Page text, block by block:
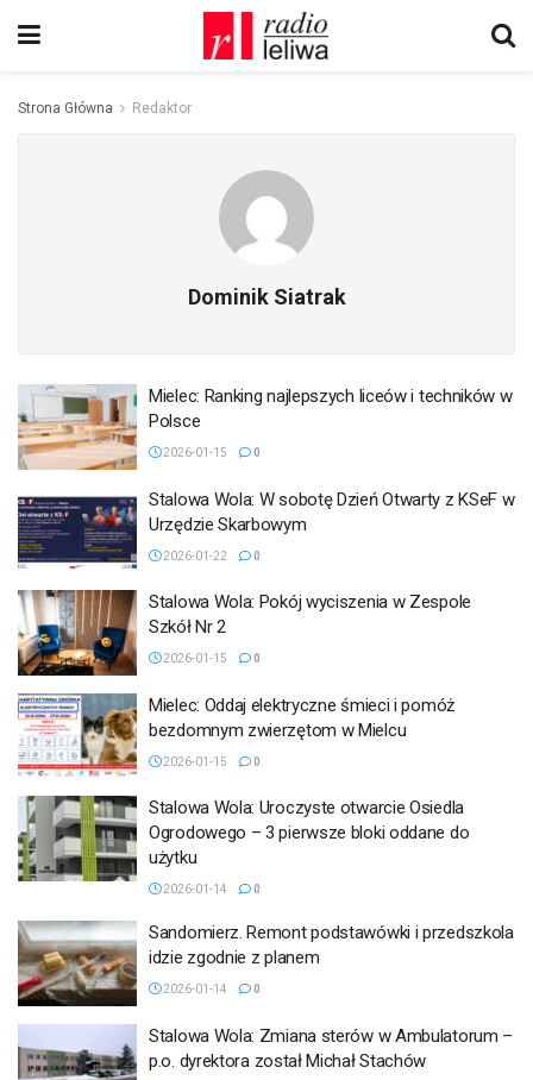
Strona Główna Redaktor
Dominik Siatrak
Mielec: Ranking najlepszych liceów i techników w
Polsce
2026-01-15 0
Stalowa Wola: W sobotę Dzień Otwarty z KSeF w
Urzędzie Skarbowym
2026-01-22 0
Stalowa Wola: Pokój wyciszenia w Zespole
Szkół Nr 2
2026-01-15 0
Mielec: Oddaj elektryczne śmieci i pomóż
bezdomnym zwierzętom w Mielcu
2026-01-15 0
Stalowa Wola: Uroczyste otwarcie Osiedla
Ogrodowego – 3 pierwsze bloki oddane do
użytku
2026-01-14 0
Sandomierz. Remont podstawówki i przedszkola
idzie zgodnie z planem
2026-01-14 0
Stalowa Wola: Zmiana sterów w Ambulatorum –
p.o. dyrektora został Michał Stachów